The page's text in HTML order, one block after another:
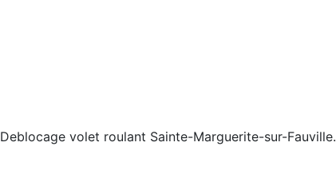
Deblocage volet roulant Sainte-Marguerite-sur-Fauville.